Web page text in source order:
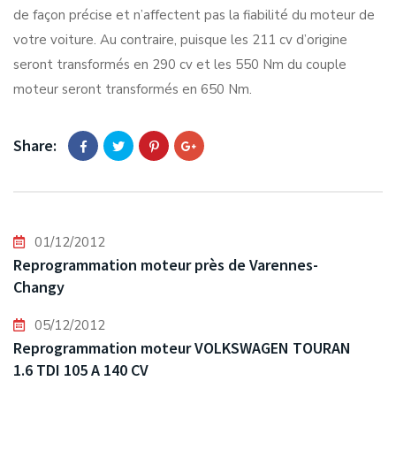
de façon précise et n’affectent pas la fiabilité du moteur de
votre voiture. Au contraire, puisque les 211 cv d’origine
seront transformés en 290 cv et les 550 Nm du couple
moteur seront transformés en 650 Nm.
Share:
01/12/2012
Reprogrammation moteur près de Varennes-
Changy
05/12/2012
Reprogrammation moteur VOLKSWAGEN TOURAN
1.6 TDI 105 A 140 CV